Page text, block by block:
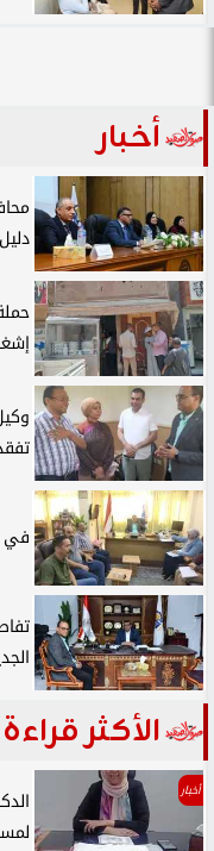
أخبار
في
الأكثر قراءة
أخبار